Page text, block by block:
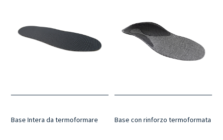
Base Intera da termoformare Base con rinforzo termoformata